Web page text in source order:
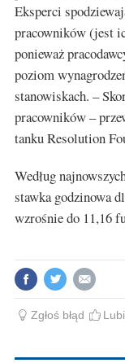
Eksperci
pracowników (jest
ponieważ
poziom
stanowiskach. –
pracowników –
tanku Resolution
Według
stawka godzinowa
wzrośnie do 11,16
Zgłoś błąd